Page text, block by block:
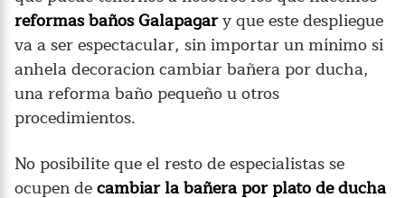
reformas baños Galapagary que este despliegue
va a ser espectacular, sin importar un mínimo si
anhela decoracion cambiar bañera por ducha,
una reforma baño pequeño u otros
procedimientos.
No posibilite que el resto de especialistas se
ocupen decambiar la bañera por plato de ducha